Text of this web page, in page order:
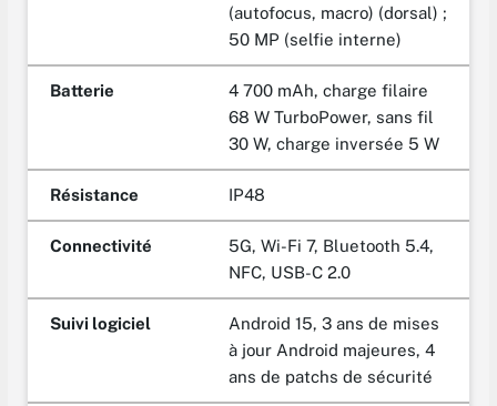
(autofocus, macro) (dorsal) ;
50 MP (selfie interne)
Batterie
4 700 mAh, charge filaire
68 W TurboPower, sans fil
30 W, charge inversée 5 W
Résistance IP48
Connectivité
5G, Wi-Fi 7, Bluetooth 5.4,
NFC, USB-C 2.0
Suivi logiciel
Android 15, 3 ans de mises
à jour Android majeures, 4
ans de patchs de sécurité